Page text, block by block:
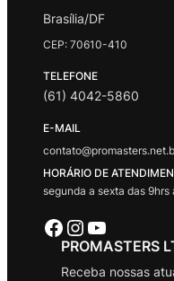
Brasília/DF
CEP: 70610-410
TELEFONE
(61) 4042-5860
E-MAIL
HORÁRIO DE
segunda a sexta das
Facebook Instagram Youtube
PROMASTERS
Receba nossas